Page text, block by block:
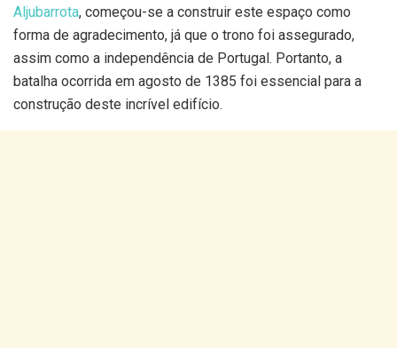
Aljubarrota, começou-se a construir este espaço como
forma de agradecimento, já que o trono foi assegurado,
assim como a independência de Portugal. Portanto, a
batalha ocorrida em agosto de 1385 foi essencial para a
construção deste incrível edifício.